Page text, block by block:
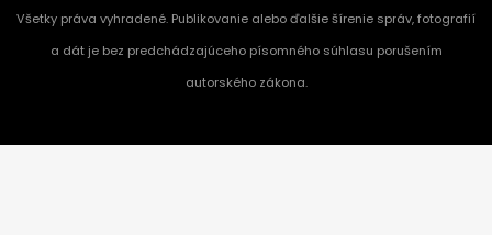
Všetky práva vyhradené. Publikovanie alebo ďalšie šírenie správ, fotografií
a dát je bez predchádzajúceho písomného súhlasu porušením
autorského zákona.